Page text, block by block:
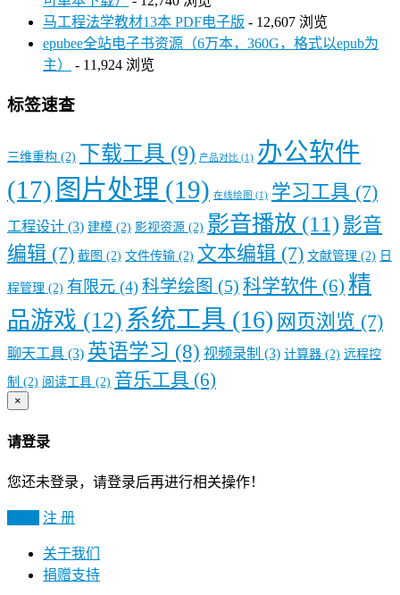
马工程法学教材13本 PDF电子版 - 12,607 浏览
epubee全站电子书资源（6万本，360G，格式以epub为
主）
- 11,924 浏览
标签速查
三维重构 (2) 下载工具 (9) 产品对比 (1) 办公软件
(17) 图片处理 (19) 在线绘图 (1) 学习工具 (7)
工程设计 (3) 建模 (2) 影视资源 (2) 影音播放 (11) 影音
编辑 (7) 截图 (2) 文件传输 (2) 文本编辑 (7) 文献管理 (2) 日
程管理 (2) 有限元 (4) 科学绘图 (5) 科学软件 (6) 精
品游戏 (12) 系统工具 (16) 网页浏览 (7)
聊天工具 (3) 英语学习 (8) 视频录制 (3) 计算器 (2) 远程控
制 (2) 阅读工具 (2) 音乐工具 (6)
×
请登录
您还未登录，请登录后再进行相关操作！
注 册
关于我们
捐赠支持